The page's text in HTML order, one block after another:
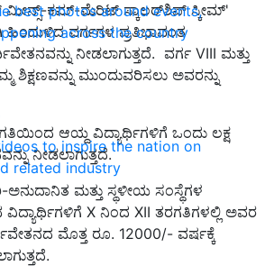
best photos around events,
across the country
to inspire the nation on
related industry
ಮೀನ್ಸ್-ಕಮ್-ಮೆರಿಟ್ ಸ್ಕಾಲರ್‌ಶಿಪ್ ಸ್ಕೀಮ್'
ವರ್ಗಗಳ ಪ್ರತಿಭಾವಂತ
ನೀಡಲಾಗುತ್ತದೆ. ವರ್ಗ VIII ಮತ್ತು
ಶಿಕ್ಷಣವನ್ನು ಮುಂದುವರಿಸಲು ಅವರನ್ನು
ಆಯ್ದ ವಿದ್ಯಾರ್ಥಿಗಳಿಗೆ ಒಂದು ಲಕ್ಷ
ನೀಡಲಾಗುತ್ತದೆ.
ಅನುದಾನಿತ ಮತ್ತು ಸ್ಥಳೀಯ ಸಂಸ್ಥೆಗಳ
ವಿದ್ಯಾರ್ಥಿಗಳಿಗೆ X ನಿಂದ XII ತರಗತಿಗಳಲ್ಲಿ ಅವರ
ಮೊತ್ತ ರೂ. 12000/- ವರ್ಷಕ್ಕೆ